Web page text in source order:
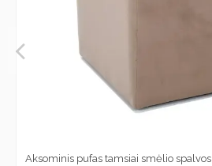
Aksominis pufas tamsiai smėlio spalvos